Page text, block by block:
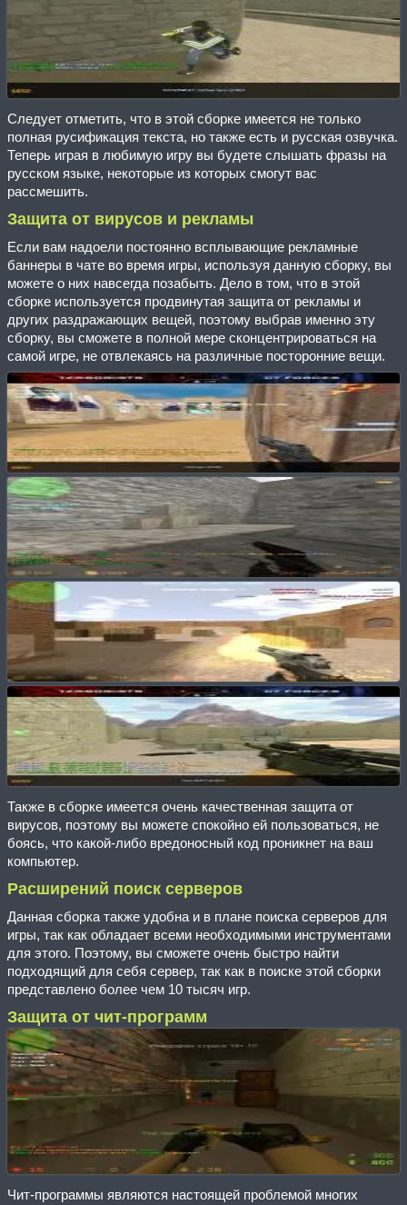
Следует отметить, что в этой сборке имеется не только
полная русификация текста, но также есть и русская озвучка.
Теперь играя в любимую игру вы будете слышать фразы на
русском языке, некоторые из которых смогут вас
рассмешить.
Защита от вирусов и рекламы
Если вам надоели постоянно всплывающие рекламные
баннеры в чате во время игры, используя данную сборку, вы
можете о них навсегда позабыть. Дело в том, что в этой
сборке используется продвинутая защита от рекламы и
других раздражающих вещей, поэтому выбрав именно эту
сборку, вы сможете в полной мере сконцентрироваться на
самой игре, не отвлекаясь на различные посторонние вещи.
Также в сборке имеется очень качественная защита от
вирусов, поэтому вы можете спокойно ей пользоваться, не
боясь, что какой-либо вредоносный код проникнет на ваш
компьютер.
Расширений поиск серверов
Данная сборка также удобна и в плане поиска серверов для
игры, так как обладает всеми необходимыми инструментами
для этого. Поэтому, вы сможете очень быстро найти
подходящий для себя сервер, так как в поиске этой сборки
представлено более чем 10 тысяч игр.
Защита от чит-программ
Чит-программы являются настоящей проблемой многих